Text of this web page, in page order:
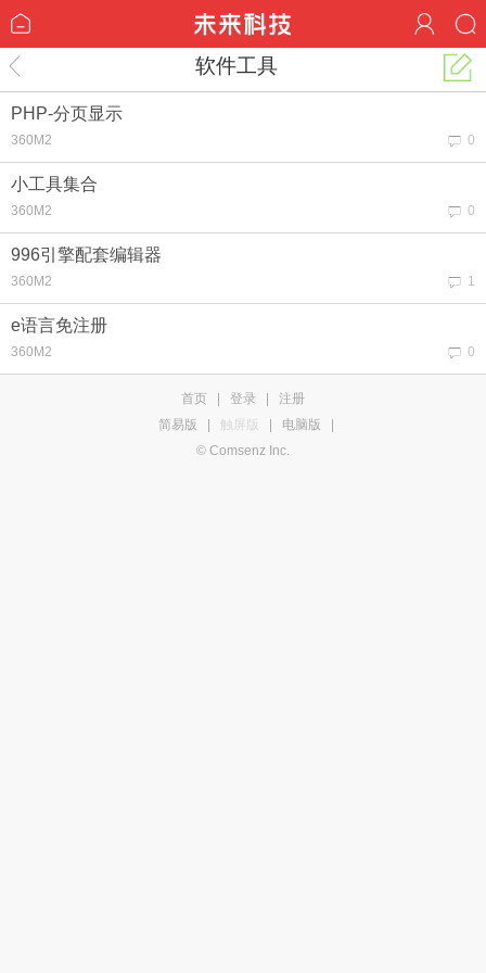
软件工具
0
PHP-分页显示
360M2
0
小工具集合
360M2
1
996引擎配套编辑器
360M2
0
e语言免注册
360M2
首页 登录
注册
简易版
触屏版 电脑版
© Comsenz Inc.